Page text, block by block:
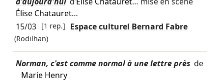
Élise Chatauret…
15/03 [1 rep.] Espace culturel Bernard Fabre
(Rodilhan)
Norman, c'est comme normal à une lettre près de
Marie Henry